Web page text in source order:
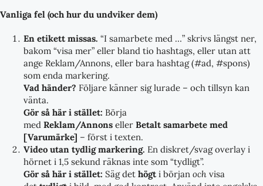
Vanliga fel (och hur du undviker dem)
En etikett missas. “I samarbete med …” skrivs längst ner,
bakom “visa mer” eller bland tio hashtags, eller utan att
ange Reklam/Annons, eller bara hashtag (#ad, #spons)
som enda markering.
Vad händer? Följare känner sig lurade – och tillsyn kan
vänta.
Gör så här i stället: Börja
med Reklam/Annonseller Betalt samarbete med
[Varumärke] – först i texten.
Video utan tydlig markering. En diskret/svag overlay i
hörnet i 1,5 sekund räknas inte som “tydligt”.
Gör så här i stället: Säg det högti början ochvisa